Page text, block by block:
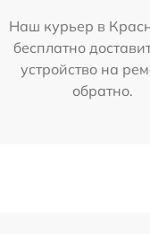
Наш курьер в
бесплатно
устройство на
обратно.